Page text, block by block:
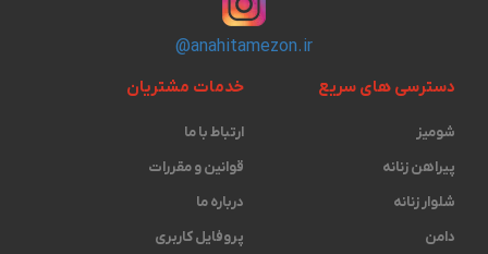
@anahitamezon.ir
دسترسی های سریع
شومیز
پیراهن زنانه
شلوار زنانه
دامن
خدمات مشتریان
ارتباط با ما
قوانین و مقررات
درباره ما
پروفایل کاربری